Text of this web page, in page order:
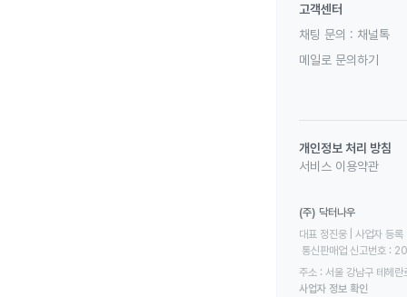
고객센터
채팅 문의 : 채널톡
메일로 문의하기
개인정보 처리 방침
서비스 이용약관
(주) 닥터나우
대표 정진웅 | 사업자
통신판매업 신고번호
주소 : 서울 강남구 테헤
사업자 정보 확인